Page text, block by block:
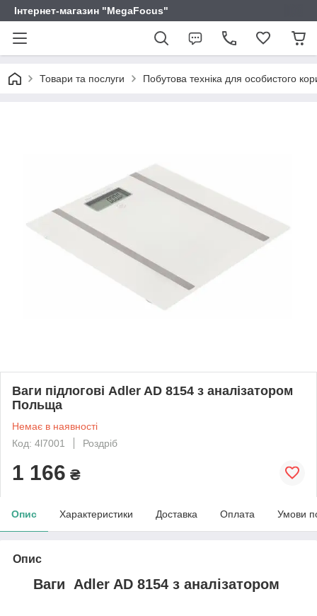
Інтернет-магазин "MegaFocus"
Товари та послуги Побутова техніка для особистого
Ваги підлогові Adler AD 8154 з аналізатором
Польща
Немає в наявності
Код: 4l7001
Роздріб
1 166 ₴
Опис Характеристики Доставка Оплата Умови
Опис
Ваги Adler AD 8154 з аналізатором